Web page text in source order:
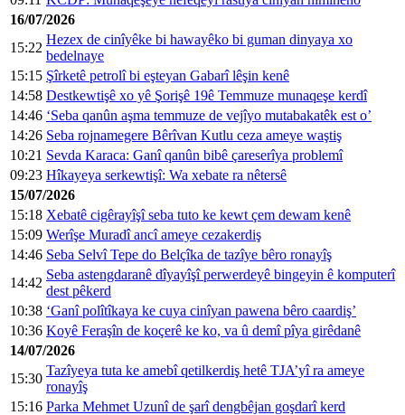
16/07/2026
15:22
Hezex de cinîyêke bi hawayêko bi guman dinyaya xo
bedelnaye
15:15 Şîrketê petrolî bi eşteyan Gabarî lêşin kenê
14:58 Destkewtişê xo yê Şorişê 19ê Temmuze munaqeşe kerdî
14:46 ‘Seba qanûn aşma temmuze de vejîyo mutabakatêk est o’
14:26 Seba rojnamegere Bêrîvan Kutlu ceza ameye waştiş
10:21 Sevda Karaca: Ganî qanûn bibê çareserîya problemî
09:23 Hîkayeya serkewtişî: Wa xebate ra nêtersê
15/07/2026
15:18 Xebatê cigêrayîşî seba tuto ke kewt çem dewam kenê
15:09 Werîşe Muradî ancî ameye cezakerdiş
14:46 Seba Selvî Tepe do Belçîka de tazîye bêro ronayîş
14:42
Seba astengdaranê dîyayîşî perwerdeyê bingeyin ê komputerî
dest pêkerd
10:38 ‘Ganî polîtîkaya ke cuya cinîyan pawena bêro caardiş’
10:36 Koyê Feraşîn de koçerê ke ko, va û demî pîya girêdanê
14/07/2026
15:30
Tazîyeya tuta ke amebî qetilkerdiş hetê TJA’yî ra ameye
ronayîş
15:16 Parka Mehmet Uzunî de şarî dengbêjan goşdarî kerd